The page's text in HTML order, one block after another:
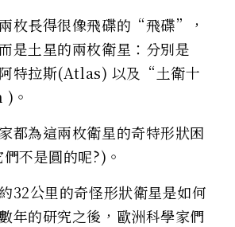
枚長得很像飛碟的“飛碟”，
是土星的兩枚衛星：分別是
特拉斯(Atlas) 以及“土衛十
。
都為這兩枚衛星的奇特形狀困
不是圓的呢?)。
32公里的奇怪形狀衛星是如何
年的研究之後，歐洲科學家們